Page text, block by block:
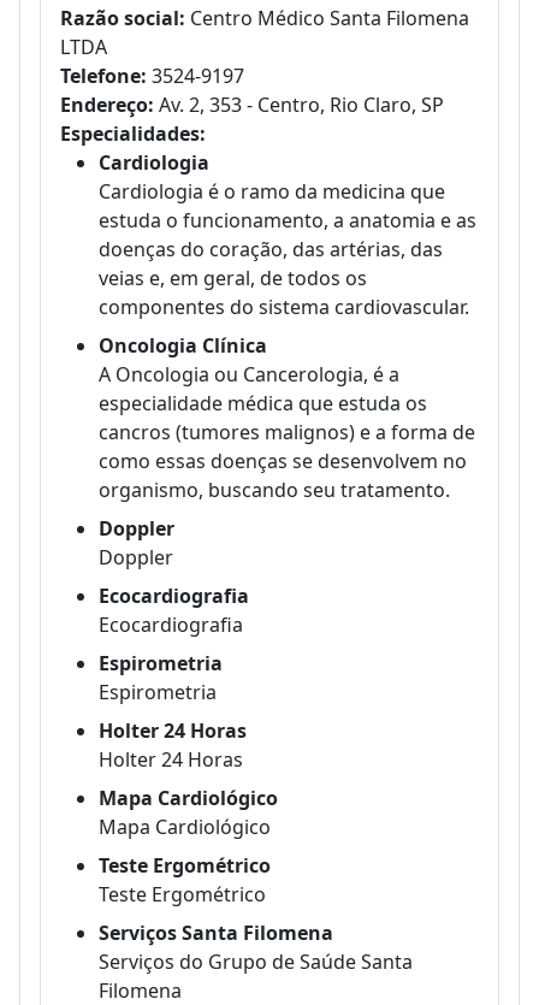
Razão social: Centro Médico Santa Filomena
LTDA
Telefone: 3524-9197
Endereço: Av. 2, 353 - Centro, Rio Claro, SP
Especialidades:
Cardiologia
Cardiologia é o ramo da medicina que
estuda o funcionamento, a anatomia e as
doenças do coração, das artérias, das
veias e, em geral, de todos os
componentes do sistema cardiovascular.
Oncologia Clínica
A Oncologia ou Cancerologia, é a
especialidade médica que estuda os
cancros (tumores malignos) e a forma de
como essas doenças se desenvolvem no
organismo, buscando seu tratamento.
Doppler
Doppler
Ecocardiografia
Ecocardiografia
Espirometria
Espirometria
Holter 24 Horas
Holter 24 Horas
Mapa Cardiológico
Mapa Cardiológico
Teste Ergométrico
Teste Ergométrico
Serviços Santa Filomena
Serviços do Grupo de Saúde Santa
Filomena